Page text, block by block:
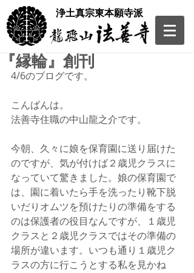
​浄土真宗東本願寺派
『縁輪』創刊
4/6のブログです。
こんばんは。
法善寺住職の中山龍之介です。
今朝、久々に娘を保育園に送り届けた
のですが、気が付けば２歳児クラスに
なっていて驚きました。娘の保育園で
は、園に着いたら手を洗ったり靴下脱
いだりオムツを預けたりの準備をする
のは保護者の役目なんですが、１歳児
クラスと２歳児クラスではその準備の
場所が違います。いつも通り１歳児ク
ラスの方に行こうとする私を見かね